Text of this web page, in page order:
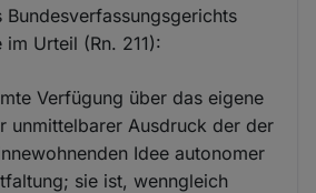
Urteil (Rn. 211):
Verfügung über das eigene
unmittelbarer Ausdruck der der
Idee autonomer
sie ist, wenngleich